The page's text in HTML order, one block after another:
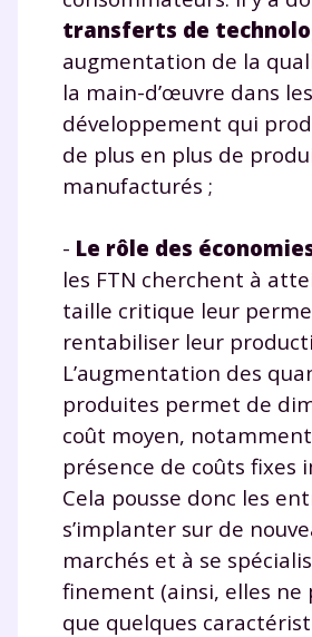
transferts de
augmentation de la
la main-d’œuvre dans
développement qui
de plus en plus de
manufacturés ;
- Le rôle des
les FTN cherchent à
taille critique leur
rentabiliser leur
L’augmentation des
produites permet de
coût moyen, notamment
présence de coûts fixes
Cela pousse donc les
s’implanter sur de
marchés et à se
finement (ainsi, elles ne
que quelques
Unespace dédié aux
suivre les progrès
Tout le programme
la Terminale
Des profs
à la demande par tchat,
vidéo
TESTER
* Votre code d'accès sera envoyé à cette
renseignant votre e-mail, vous consentez
données à caractère personnel soient
la marque myMaxicours, afin que SEJER
accès au service de soutien scolaire
savoir plus sur la gestion de vos
pour exercer vos droits, vous pouvez
charte.
J’accepte de recevoir les
communications de la
myMaxicours.